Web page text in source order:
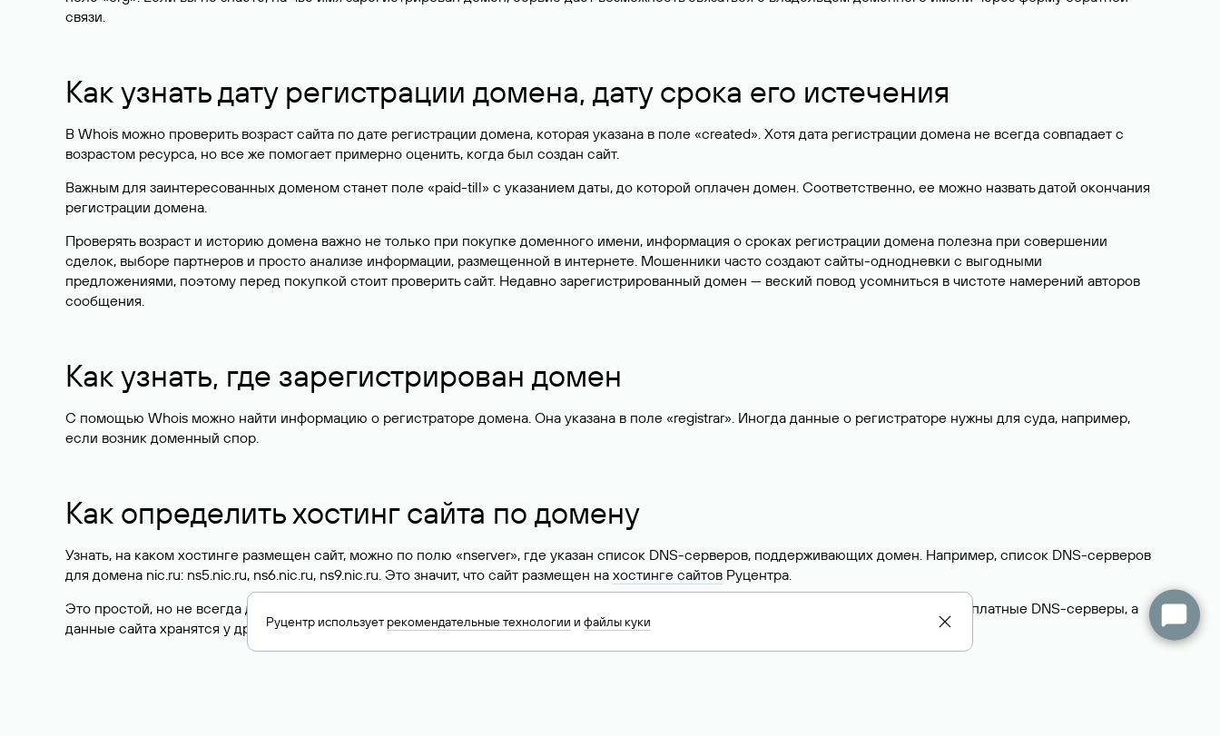
связи.
Как узнать дату регистрации домена, дату срока его истечения
В Whois можно проверить возраст сайта по дате регистрации домена, которая указана в поле «created». Хотя дата регистрации домена не всегда совпадает с
возрастом ресурса, но все же помогает примерно оценить, когда был создан сайт.
Важным для заинтересованных доменом станет поле «paid-till» с указанием даты, до которой оплачен домен. Соответственно, ее можно назвать датой окончания
регистрации домена.
Проверять возраст и историю домена важно не только при покупке доменного имени, информация о сроках регистрации домена полезна при совершении
сделок, выборе партнеров и просто анализе информации, размещенной в интернете. Мошенники часто создают сайты-однодневки с выгодными
предложениями, поэтому перед покупкой стоит проверить сайт. Недавно зарегистрированный домен — веский повод усомниться в чистоте намерений авторов
сообщения.
Как узнать, где зарегистрирован домен
С помощью Whois можно найти информацию о регистраторе домена. Она указана в поле «registrar». Иногда данные о регистраторе нужны для суда, например,
если возник доменный спор.
Как определить хостинг сайта по домену
Узнать, на каком хостинге размещен сайт, можно по полю «nserver», где указан список DNS-серверов, поддерживающих домен. Например, список DNS-серверов
для домена nic.ru: ns5.nic.ru, ns6.nic.ru, ns9.nic.ru. Это значит, что сайт размещен на хостинге сайтов Руцентра.
Это простой, но не всегда достоверный способ узнать хостинг-провайдера сайта. Иногда владельцы сайтов делегируют домен на бесплатные DNS-серверы, а
данные сайта хранятся у другого хостинг-провайдера.
Руцентр использует рекомендательные технологии и файлы куки